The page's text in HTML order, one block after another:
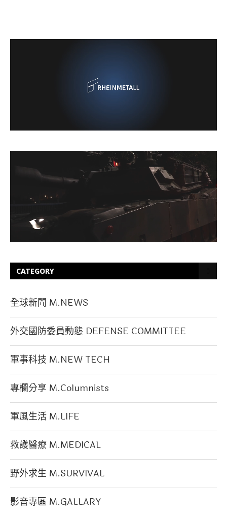
CATEGORY
全球新聞 M.NEWS
外交國防委員動態 DEFENSE COMMITTEE
軍事科技 M.NEW TECH
專欄分享 M.Columnists
軍風生活 M.LIFE
救護醫療 M.MEDICAL
野外求生 M.SURVIVAL
影音專區 M.GALLARY